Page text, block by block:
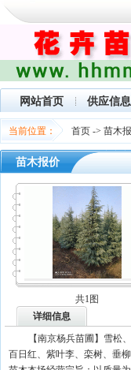
网站首页 供应信息
当前位置： 首页 -> 苗木
苗木报价
共1图
详细信息
【南京杨兵苗圃】雪松
百日红、紫叶李、栾树、垂